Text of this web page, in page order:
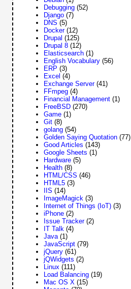
Debugging (52)
Django (7)
DNS (5)
Docker (12)
Drupal (125)
Drupal 8 (12)
Elasticsearch (1)
English Vocabulary (56)
ERP (3)
Excel (4)
Exchange Server (41)
FFmpeg (4)
Financial Management (1)
FreeBSD (270)
Game (1)
Git (8)
golang (54)
Golden Saying Quotation (77)
Good Articles (143)
Google Sheets (1)
Hardware (5)
Health (8)
HTML/CSS (46)
HTML5 (3)
IIS (14)
ImageMagick (3)
Internet of Things (IoT) (3)
iPhone (2)
Issue Tracker (2)
IT Talk (4)
Java (1)
JavaScript (79)
jQuery (61)
jQWidgets (2)
Linux (111)
Load Balancing (19)
Mac OS X (15)